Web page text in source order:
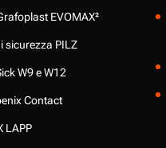
EVOMAX²
sicurezza PILZ
W9 e W12
Contact
LAPP